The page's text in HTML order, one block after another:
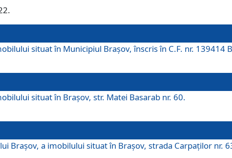
situat în Municipiul Brașov, înscris în C.F. nr. 139414
situat în Brașov, str. Matei Basarab nr. 60.
Brașov, a imobilului situat în Brașov, strada Carpaților nr.